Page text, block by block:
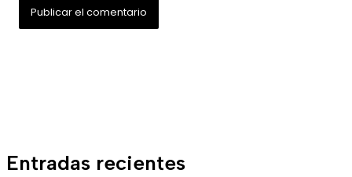
Entradas recientes